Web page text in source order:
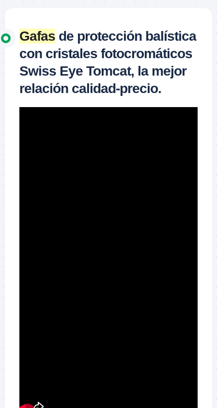
Gafas de protección balística
con cristales fotocromáticos
Swiss Eye Tomcat, la mejor
relación calidad-precio.